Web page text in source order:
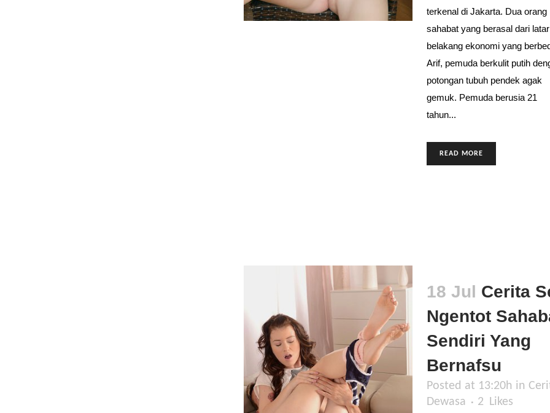
terkenal di Jakarta. Dua orang
sahabat yang berasal dari latar
belakang ekonomi yang
Arif, pemuda berkulit putih
potongan tubuh pendek agak
gemuk. Pemuda berusia 21
tahun...
READ MORE
18 Jul Cerita
Ngentot
Sendiri Yang
Bernafsu
Posted at 13:20h in
Dewasa
2 Likes